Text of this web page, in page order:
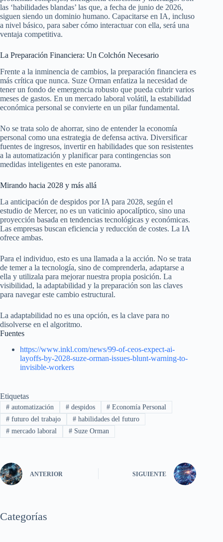
las ‘habilidades blandas’ las que, a fecha de junio de 2026,
siguen siendo un dominio humano. Capacitarse en IA, incluso
a nivel básico, para saber cómo interactuar con ella, será una
ventaja competitiva.
La Preparación Financiera: Un Colchón Necesario
Frente a la inminencia de cambios, la preparación financiera es
más crítica que nunca. Suze Orman enfatiza la necesidad de
tener un fondo de emergencia robusto que pueda cubrir varios
meses de gastos. En un mercado laboral volátil, la estabilidad
económica personal se convierte en un pilar fundamental.
No se trata solo de ahorrar, sino de entender la economía
personal como una estrategia de defensa activa. Diversificar
fuentes de ingresos, invertir en habilidades que son resistentes
a la automatización y planificar para contingencias son
medidas inteligentes en este panorama.
Mirando hacia 2028 y más allá
La anticipación de despidos por IA para 2028, según el
estudio de Mercer, no es un vaticinio apocalíptico, sino una
proyección basada en tendencias tecnológicas y económicas.
Las empresas buscan eficiencia y reducción de costes. La IA
ofrece ambas.
Para el individuo, esto es una llamada a la acción. No se trata
de temer a la tecnología, sino de comprenderla, adaptarse a
ella y utilizala para mejorar nuestra propia posición. La
visibilidad, la adaptabilidad y la preparación son las claves
para navegar este cambio estructural.
La adaptabilidad no es una opción, es la clave para no
disolverse en el algoritmo.
Fuentes
https://www.inkl.com/news/99-of-ceos-expect-ai-
layoffs-by-2028-suze-orman-issues-blunt-warning-to-
invisible-workers
Etiquetas
#automatización #despidos # Economía Personal
#futuro del trabajo #habilidades del futuro
#mercado laboral #Suze Orman
ANTERIOR SIGUIENTE
Categorías